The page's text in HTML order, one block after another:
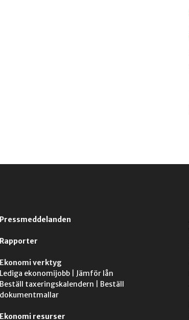
Pressmeddelanden
Rapporter
Ekonomi verktyg
Lediga ekonomijobb
Jämför lån
Beställ taxeringskalendern
Beställ
dokumentmallar
Ekonomi resurser